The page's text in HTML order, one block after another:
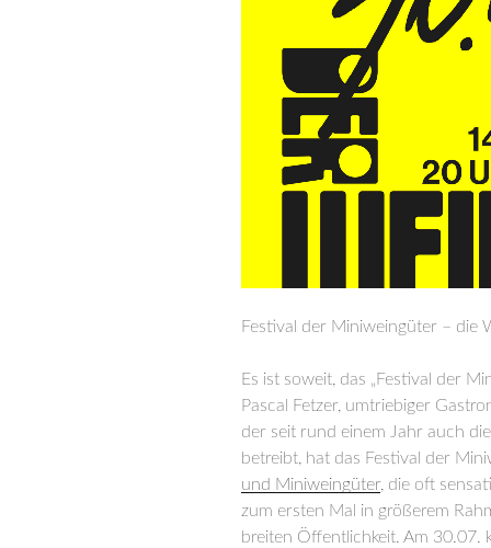
Festival der Miniweingüter – die
Es ist soweit, das „Festival der
Pascal Fetzer, umtriebiger
der seit rund einem Jahr auch
betreibt, hat das Festival der
und Miniweingüter, die oft
zum ersten Mal in größerem
breiten Öffentlichkeit. Am 30.07.